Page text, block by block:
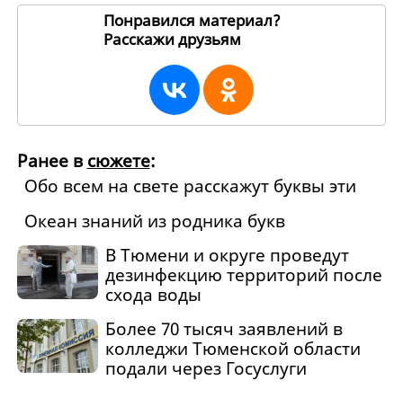
Понравился материал?
Расскажи друзьям
Ранее в сюжете:
Обо всем на свете расскажут буквы эти
Океан знаний из родника букв
В Тюмени и округе проведут
дезинфекцию территорий после
схода воды
Более 70 тысяч заявлений в
колледжи Тюменской области
подали через Госуслуги